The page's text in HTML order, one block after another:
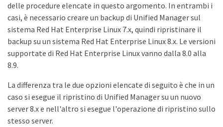
delle procedure elencate in questo argomento. In entrambi i
casi, è necessario creare un backup di Unified Manager sul
sistema Red Hat Enterprise Linux 7.x, quindi ripristinare il
backup su un sistema Red Hat Enterprise Linux 8.x. Le versioni
supportate di Red Hat Enterprise Linux vanno dalla 8.0 alla
8.9.
La differenza tra le due opzioni elencate di seguito è che in un
caso si esegue il ripristino di Unified Manager su un nuovo
server 8.x e nell'altro si esegue l'operazione di ripristino sullo
stesso server.